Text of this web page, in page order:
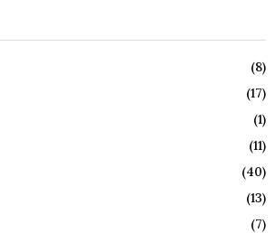
(8)
(17)
(1)
(11)
(40)
(13)
(7)